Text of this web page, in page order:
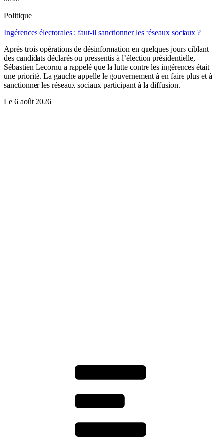
Politique
Ingérences électorales : faut-il sanctionner les réseaux sociaux ?
Après trois opérations de désinformation en quelques jours ciblant
des candidats déclarés ou pressentis à l’élection présidentielle,
Sébastien Lecornu a rappelé que la lutte contre les ingérences était
une priorité. La gauche appelle le gouvernement à en faire plus et à
sanctionner les réseaux sociaux participant à la diffusion.
Le 6 août 2026